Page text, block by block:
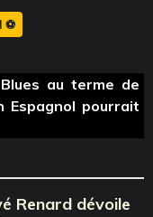
⚽️
au terme de
Espagnol pourrait
Renard dévoile